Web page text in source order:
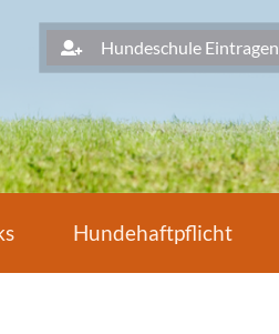
Hundeschule Eintragen
Hundehaftpflicht